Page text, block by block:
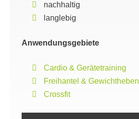
nachhaltig
langlebig
Anwendungsgebiete
Cardio & Gerätetraining
Freihantel & Gewichtheben
Crossfit